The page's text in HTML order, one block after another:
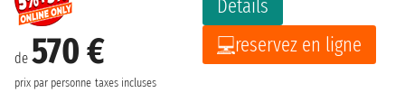
de 570 €
prix par personne taxes incluses
Détails
reservez en ligne